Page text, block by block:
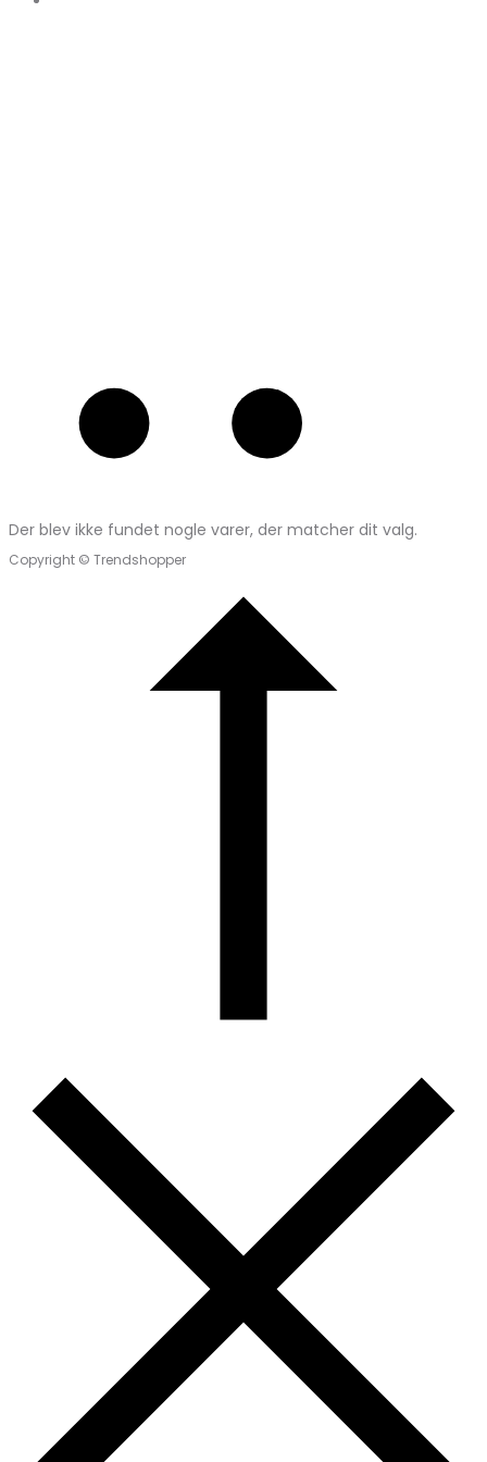
Der blev ikke fundet nogle varer, der matcher dit valg.
Copyright © Trendshopper